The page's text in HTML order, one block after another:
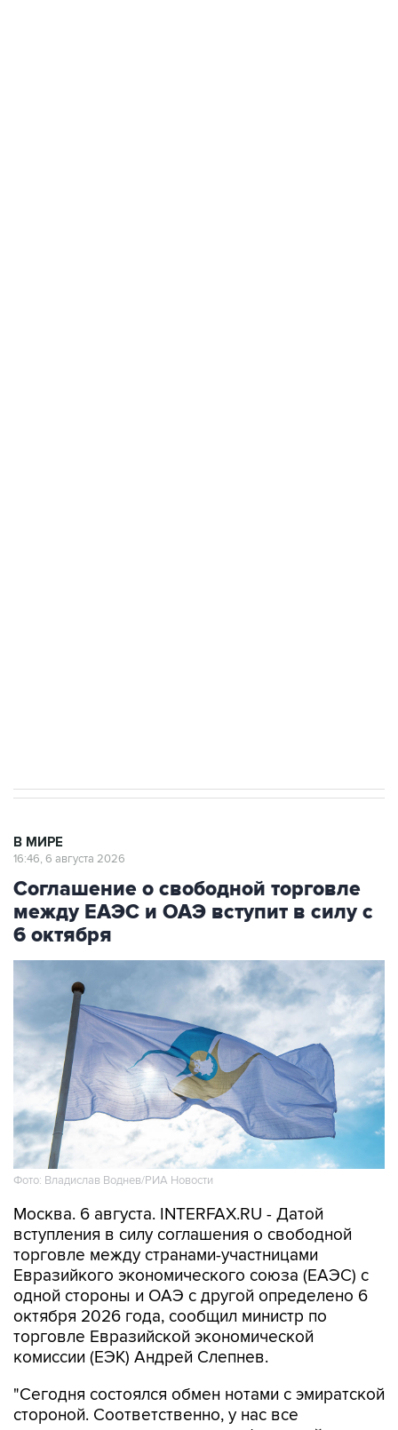
В МИРЕ
16:46, 6 августа 2026
Соглашение о свободной торговле
между ЕАЭС и ОАЭ вступит в силу с
6 октября
Фото: Владислав Воднев/РИА Новости
Москва. 6 августа. INTERFAX.RU - Датой
вступления в силу соглашения о свободной
торговле между странами-участницами
Евразийкого экономического союза (ЕАЭС) с
одной стороны и ОАЭ с другой определено 6
октября 2026 года, сообщил министр по
торговле Евразийской экономической
комиссии (ЕЭК) Андрей Слепнев.
"Сегодня состоялся обмен нотами с эмиратской
стороной. Соответственно, у нас все